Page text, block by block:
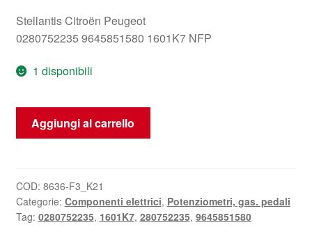
Stellantis Citroën Peugeot
0280752235 9645851580 1601K7 NFP
1 disponibili
Pedale
dell'acceleratore
Bosch
0280752235
9645851580
Aggiungi al carrello
COD: 8636-F3_K21
Categorie: Componenti elettrici, Potenziometri, gas. pedali
Tag: 0280752235, 1601K7, 280752235, 9645851580